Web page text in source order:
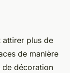
attirer plus de
de manière
de décoration